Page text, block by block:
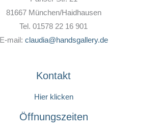
81667 München/Haidhausen
Tel. 01578 22 16 901
E-mail: claudia@handsgallery.de
Kontakt
Hier klicken
Öffnungszeiten